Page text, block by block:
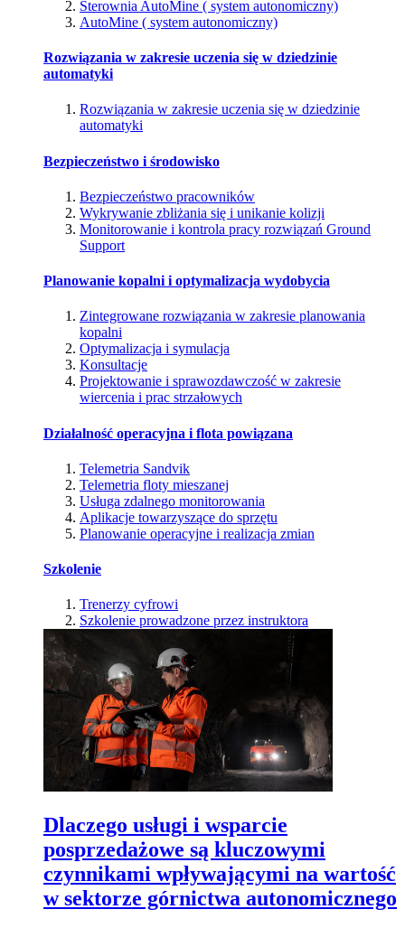
Sterownia AutoMine ( system autonomiczny)
AutoMine ( system autonomiczny)
Rozwiązania w zakresie uczenia się w dziedzinie
automatyki
Rozwiązania w zakresie uczenia się w dziedzinie
automatyki
Bezpieczeństwo i środowisko
Bezpieczeństwo pracowników
Wykrywanie zbliżania się i unikanie kolizji
Monitorowanie i kontrola pracy rozwiązań Ground
Support
Planowanie kopalni i optymalizacja wydobycia
Zintegrowane rozwiązania w zakresie planowania
kopalni
Optymalizacja i symulacja
Konsultacje
Projektowanie i sprawozdawczość w zakresie
wiercenia i prac strzałowych
Działalność operacyjna i flota powiązana
Telemetria Sandvik
Telemetria floty mieszanej
Usługa zdalnego monitorowania
Aplikacje towarzyszące do sprzętu
Planowanie operacyjne i realizacja zmian
Szkolenie
Trenerzy cyfrowi
Szkolenie prowadzone przez instruktora
Dlaczego usługi i wsparcie
posprzedażowe są kluczowymi
czynnikami wpływającymi na wartość
w sektorze górnictwa autonomicznego